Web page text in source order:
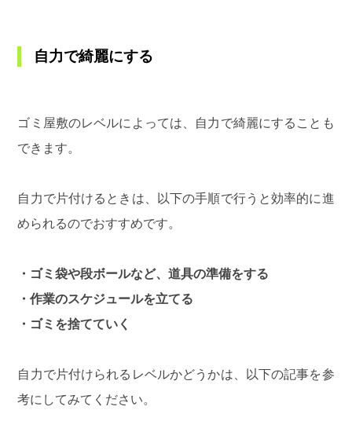
自力で綺麗にする
ゴミ屋敷のレベルによっては、自力で綺麗にすることも
できます。
自力で片付けるときは、以下の手順で行うと効率的に進
められるのでおすすめです。
・ゴミ袋や段ボールなど、道具の準備をする
・作業のスケジュールを立てる
・ゴミを捨てていく
自力で片付けられるレベルかどうかは、以下の記事を参
考にしてみてください。